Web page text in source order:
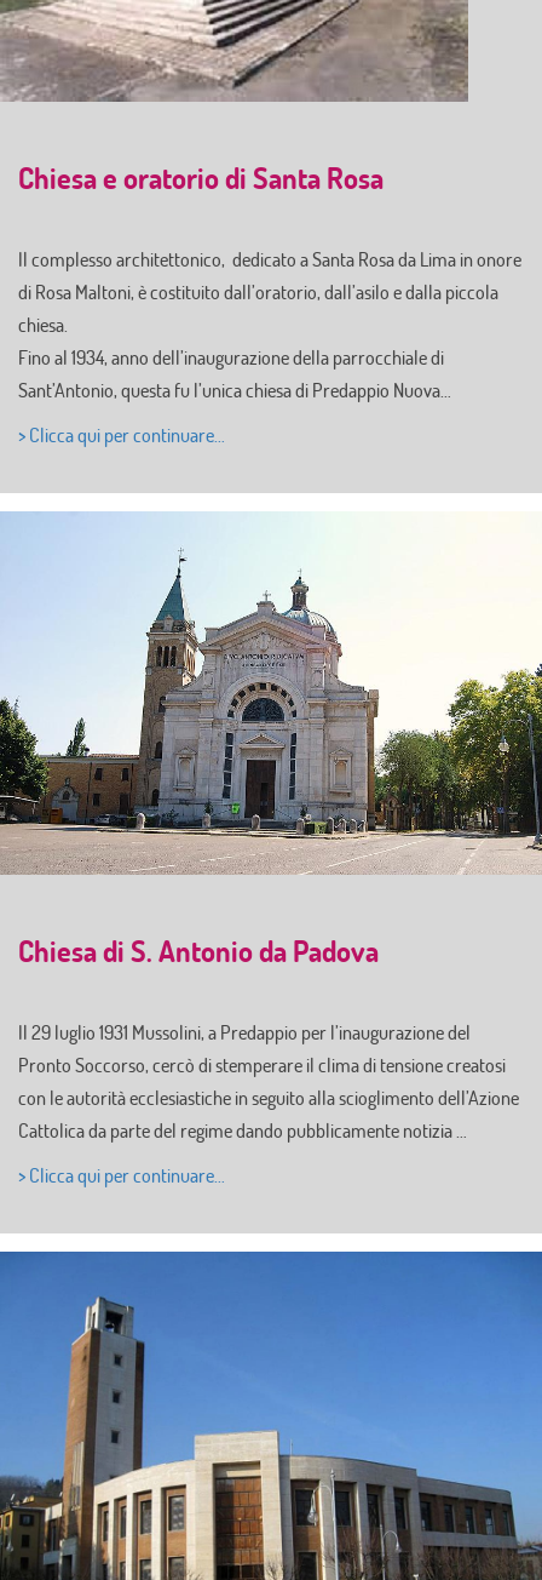
Chiesa e oratorio di Santa Rosa
Il complesso architettonico, dedicato a Santa Rosa da Lima in onore
di Rosa Maltoni, è costituito dall’oratorio, dall’asilo e dalla piccola
chiesa.
Fino al 1934, anno dell’inaugurazione della parrocchiale di
Sant’Antonio, questa fu l’unica chiesa di Predappio Nuova…
> Clicca qui per continuare…
Chiesa di S. Antonio da Padova
Il 29 luglio 1931 Mussolini, a Predappio per l’inaugurazione del
Pronto Soccorso, cercò di stemperare il clima di tensione creatosi
con le autorità ecclesiastiche in seguito alla scioglimento dell’Azione
Cattolica da parte del regime dando pubblicamente notizia …
> Clicca qui per continuare…